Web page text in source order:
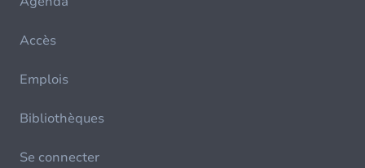
Accès
Emplois
Bibliothèques
Se connecter